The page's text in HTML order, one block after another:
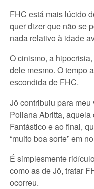
FHC está mais lúcido
quer dizer que não se
nada relativo à idade
O cinismo, a
dele mesmo. O tempo
escondida de FHC.
Jô contribuiu para
Poliana Abritta,
Fantástico e ao final,
“muito boa sorte” em
É simplesmente
como as de Jô, tratar
ocorreu.